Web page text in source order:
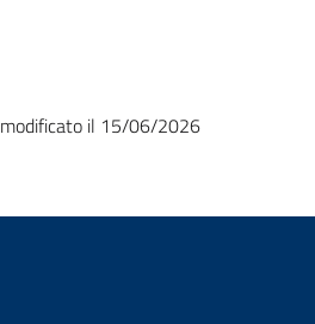
modificato il 15/06/2026